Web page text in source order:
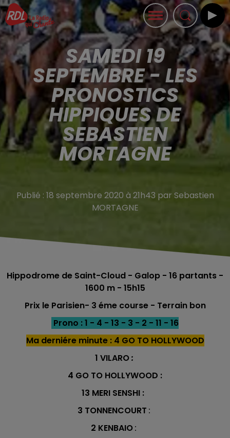
SAMEDI 19
SEPTEMBRE - LES
PRONOSTICS
HIPPIQUES DE
SEBASTIEN
MORTAGNE
Publié : 18 septembre 2020 à 21h43 par Sebastien
MORTAGNE
Hippodrome de Saint-Cloud - Galop - 16 partants -
1600 m - 15h15
Prix le Parisien- 3 éme course - Terrain bon
Prono : 1 - 4 - 13 - 3 - 2 - 11 - 16
Ma derniére minute : 4 GO TO HOLLYWOOD
1 VILARO:
4 GO TO HOLLYWOOD :
13 MERI SENSHI :
3 TONNENCOURT :
2 KENBAIO: